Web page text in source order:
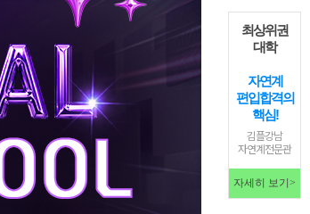
최상위권
대학
자연계
편입합격의
핵심!
김플강남
자연계전문관
자세히 보기>